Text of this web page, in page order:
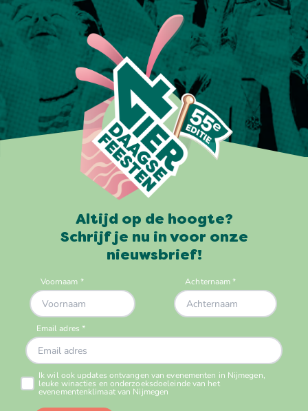
Altijd op de hoogte?
Schrijf je nu in voor onze
nieuwsbrief!